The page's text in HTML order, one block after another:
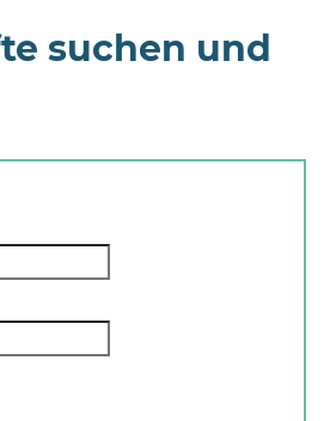
suchen und